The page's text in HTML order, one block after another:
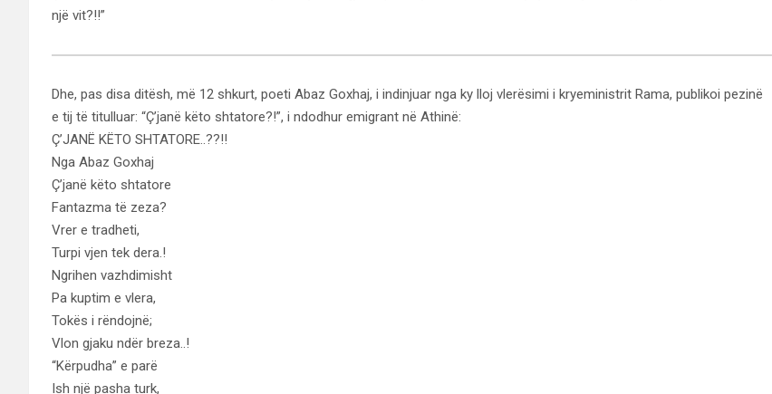
një vit?!!”
Dhe, pas disa ditësh, më 12 shkurt, poeti Abaz Goxhaj, i indinjuar nga ky lloj vlerësimi i kryeministrit Rama, publikoi pezinë
e tij të titulluar: “Ç’janë këto shtatore?!”, i ndodhur emigrant në Athinë:
Ç’JANË KËTO SHTATORE..??!!
Nga Abaz Goxhaj
Ç’janë këto shtatore
Fantazma të zeza?
Vrer e tradheti,
Turpi vjen tek dera.!
Ngrihen vazhdimisht
Pa kuptim e vlera,
Tokës i rëndojnë;
Vlon gjaku ndër breza..!
“Kërpudha” e parë
Ish një pasha turk,